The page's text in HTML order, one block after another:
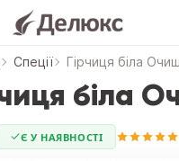
Спеції Гірчиця біла
біла
Є У НАЯВНОСТІ